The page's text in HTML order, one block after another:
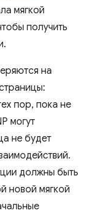
мягкой
получить
на
пор, пока не
могут
не будет
должны быть
новой мягкой